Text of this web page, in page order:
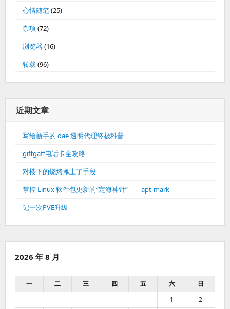
心情随笔(25)
杂项 (72)
浏览器(16)
转载(96)
近期文章
写给新手的 dae 透明代理终极科普
giffgaff电话卡全攻略
对楼下的烧烤摊上了手段
掌控 Linux 软件包更新的“定海神针”——apt-mark
记一次PVE升级
2026 年 8 月
一 二 三 四 五 六
日
1
2